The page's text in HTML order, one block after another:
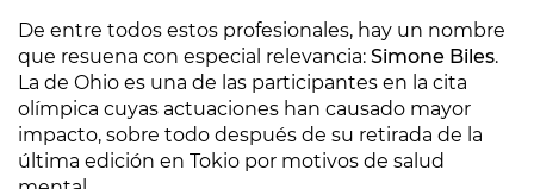
De entre todos estos profesionales, hay un nombre
que resuena con especial relevancia: Simone Biles.
La de Ohio es una de las participantes en la cita
olímpica cuyas actuaciones han causado mayor
impacto, sobre todo después de su retirada de la
última edición en Tokio por motivos de salud